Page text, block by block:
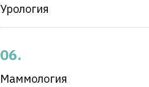
Урология
Маммология